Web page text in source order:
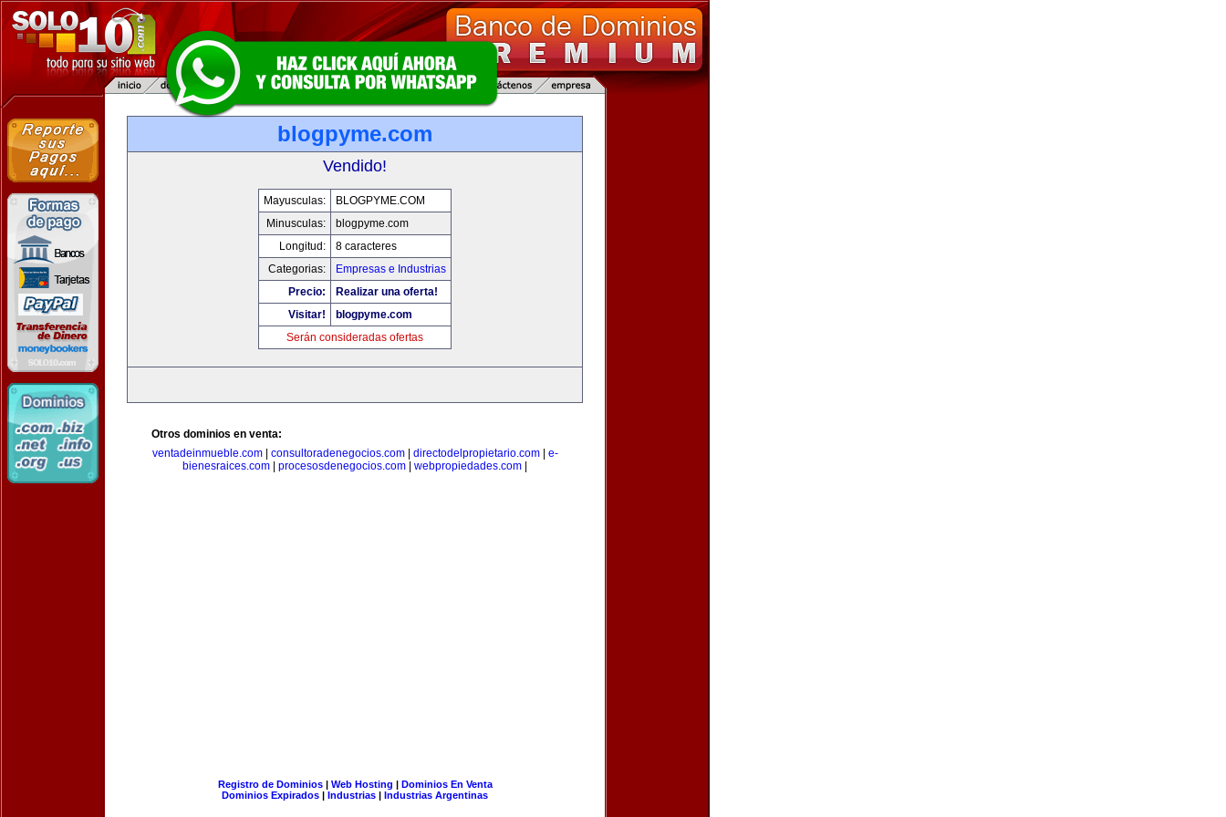
blogpyme.com
Vendido!
Mayusculas:
BLOGPYME.COM
Minusculas:
blogpyme.com
Longitud:
8 caracteres
Categorias:
Empresas e Industrias
Precio:
Realizar una oferta!
Visitar!
blogpyme.com
Serán consideradas ofertas
Otros dominios en venta:
ventadeinmueble.com| consultoradenegocios.com| directodelpropietario.com| e-
bienesraices.com
procesosdenegocios.com webpropiedades.com
Registro de Dominios| Web Hosting | Dominios En Venta
Dominios Expirados | Industrias | Industrias Argentinas